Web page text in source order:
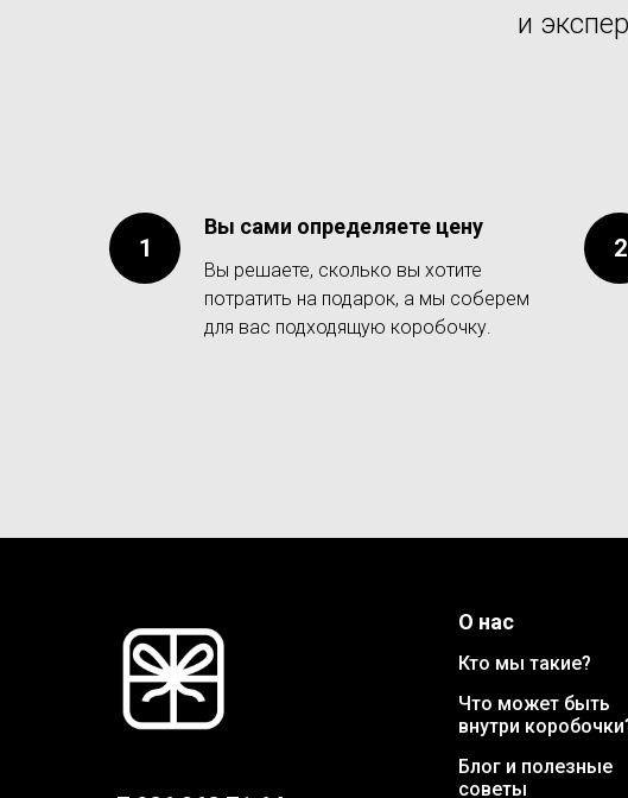
и
Вы сами определяете цену
Вы решаете, сколько вы хотите
потратить на подарок, а мы соберем
для вас подходящую коробочку.
О нас
Кто мы такие?
Что может быть
внутри
Блог и полезные
советы